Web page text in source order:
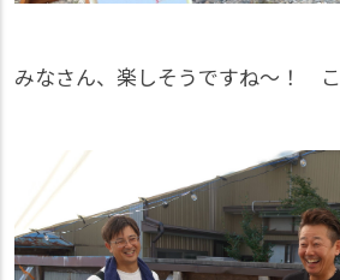
みなさん、楽しそうですね～！ こ